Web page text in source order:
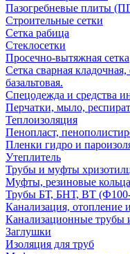
Пазогребневые плиты
Строительные сетки
Сетка рабица
Стеклосетки
Просечно-вытяжная сетка
Сетка сварная
базальтовая.
Спецодежда и средства
Перчатки, мыло,
Теплоизоляция
Пенопласт,
Пленки гидро и
Утеплитель
Трубы и муфты
Муфты, резиновые кольца
Трубы БТ, БНТ, ВТ
Канализация, отопление
Канализационные трубы
Заглушки
Изоляция для труб